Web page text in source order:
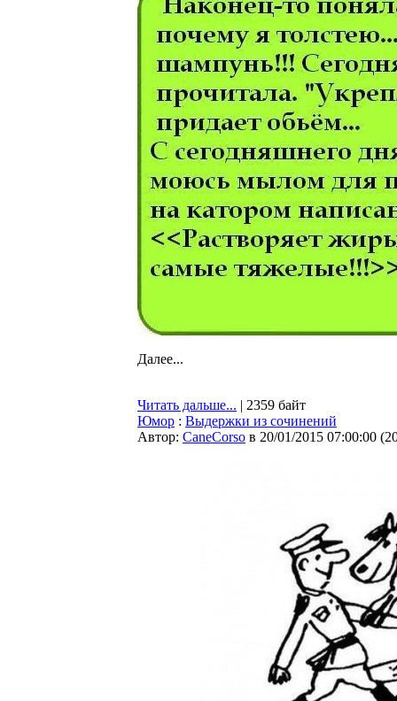
Далее...
Читать дальше... | 2359 байт
Юмор : Выдержки из сочинений
Автор: CaneCorso в 20/01/2015 07:00:00 (